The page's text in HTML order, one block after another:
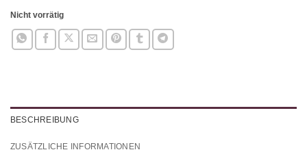
Nicht vorrätig
BESCHREIBUNG
ZUSÄTZLICHE INFORMATIONEN